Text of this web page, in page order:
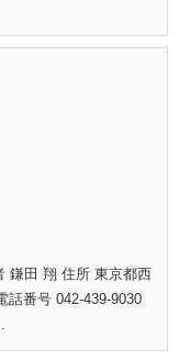
鎌田 翔 住所 東京都西
話番号 042-439-9030